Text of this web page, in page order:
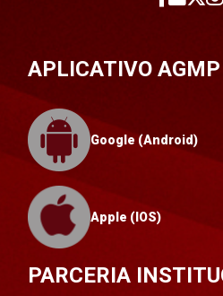
APLICATIVO AGMP
Google (Android)
Apple (IOS)
PARCERIA